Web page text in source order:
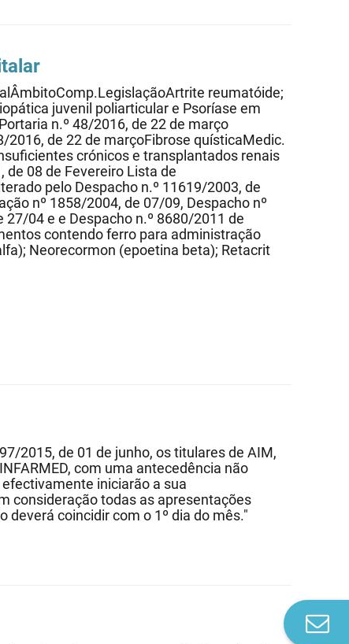
reumatóide;
juvenil poliarticular e Psoríase em
n.º 48/2016, de 22 de março
de 22 de marçoFibrose quísticaMedic.
crónicos e transplantados renais
de 08 de Fevereiro Lista de
pelo Despacho n.º 11619/2003, de
nº 1858/2004, de 07/09, Despacho nº
04 e e Despacho n.º 8680/2011 de
contendo ferro para administração
Neorecormon (epoetina beta); Retacrit
2015, de 01 de junho, os titulares de AIM,
com uma antecedência não
iniciarão a sua
consideração todas as apresentações
coincidir com o 1º dia do mês."